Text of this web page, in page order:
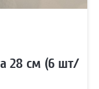
28 см (6 шт/